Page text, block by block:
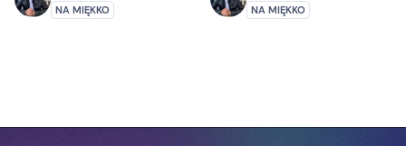
NA MIĘKKO NA MIĘKKO